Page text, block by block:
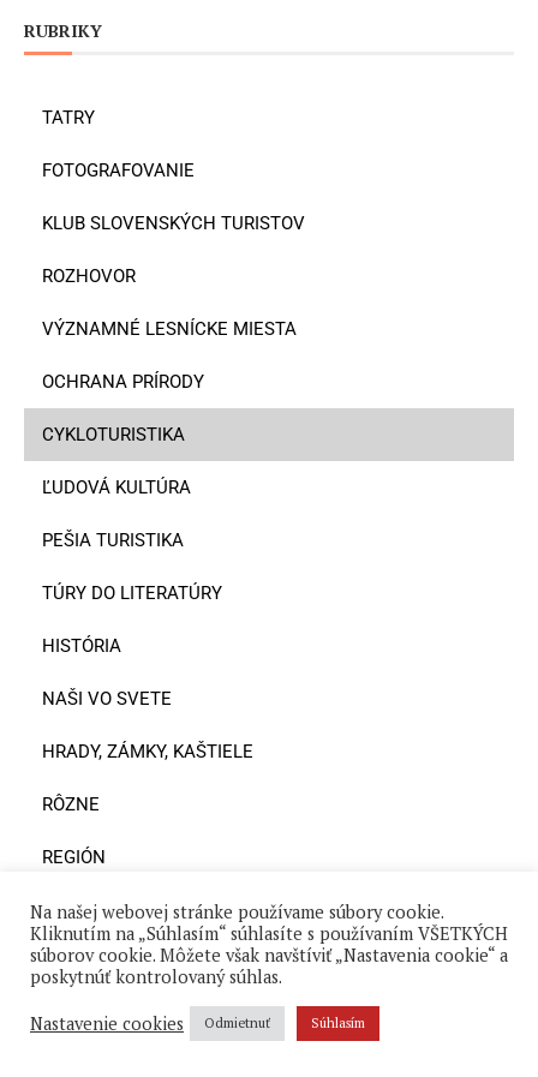
RUBRIKY
TATRY
FOTOGRAFOVANIE
KLUB SLOVENSKÝCH TURISTOV
ROZHOVOR
VÝZNAMNÉ LESNÍCKE MIESTA
OCHRANA PRÍRODY
CYKLOTURISTIKA
ĽUDOVÁ KULTÚRA
PEŠIA TURISTIKA
TÚRY DO LITERATÚRY
HISTÓRIA
NAŠI VO SVETE
HRADY, ZÁMKY, KAŠTIELE
RÔZNE
REGIÓN
PRÍRODA
NAŠI SUSEDIA
ODPORÚČAME NAVŠTÍVIŤ
Na našej webovej stránke používame súbory cookie.
Kliknutím na „Súhlasím“ súhlasíte s používaním VŠETKÝCH
súborov cookie. Môžete však navštíviť „Nastavenia cookie“ a
poskytnúť kontrolovaný súhlas.
Nastavenie cookies Odmietnuť Súhlasím